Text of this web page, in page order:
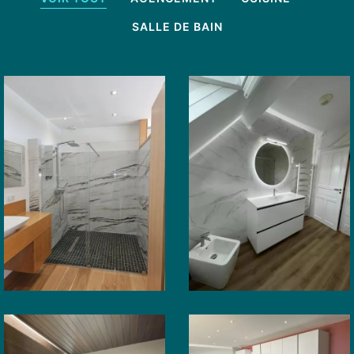
SALLE DE BAIN
SALLE DE BAIN
Rénovation
de salles
d’eau près
de Pau
(64)
SALLE DE BAIN
Rénovation
salle de
bain
Navarrenx
CUISINE